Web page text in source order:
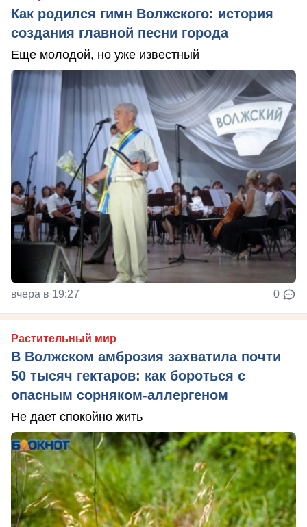
Как родился гимн Волжского: история
создания главной песни города
Еще молодой, но уже известный
вчера в 19:27 0
Растительный мир
В Волжском амброзия захватила почти
50 тысяч гектаров: как бороться с
опасным сорняком-аллергеном
Не дает спокойно жить